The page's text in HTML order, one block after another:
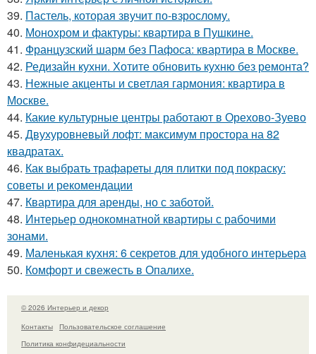
39. Пастель, которая звучит по-взрослому.
40. Монохром и фактуры: квартира в Пушкине.
41. Французский шарм без Пафоса: квартира в Москве.
42. Редизайн кухни. Хотите обновить кухню без ремонта?
43. Нежные акценты и светлая гармония: квартира в
Москве.
44. Какие культурные центры работают в Орехово-Зуево
45. Двухуровневый лофт: максимум простора на 82
квадратах.
46. Как выбрать трафареты для плитки под покраску:
советы и рекомендации
47. Квартира для аренды, но с заботой.
48. Интерьер однокомнатной квартиры с рабочими
зонами.
49. Маленькая кухня: 6 секретов для удобного интерьера
50. Комфорт и свежесть в Опалихе.
© 2026 Интерьер и декор
Контакты
Пользовательское соглашение
Политика конфидециальности